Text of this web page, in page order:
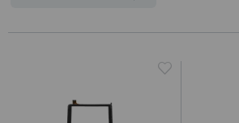
IC CHIP / FPC
MÓVILES REACONDICIONADOS
Regístrate en un momento
¿ERES NUEVO?